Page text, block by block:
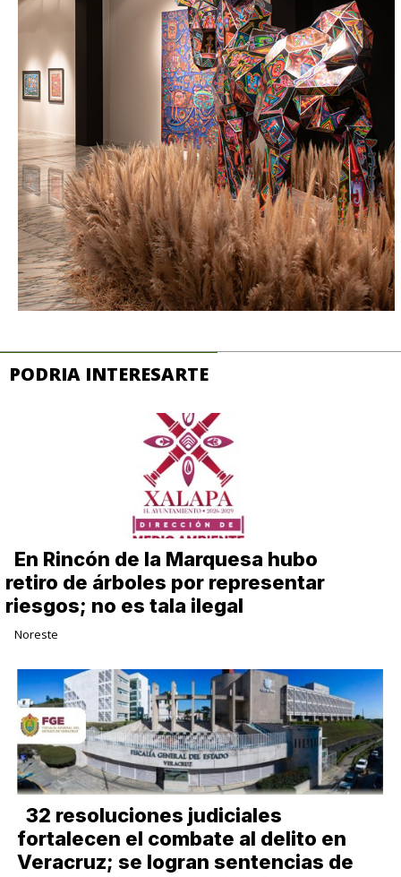
PODRIA INTERESARTE
En Rincón de la Marquesa hubo
retiro de árboles por representar
riesgos; no es tala ilegal
Noreste
32 resoluciones judiciales
fortalecen el combate al delito en
Veracruz; se logran sentencias de